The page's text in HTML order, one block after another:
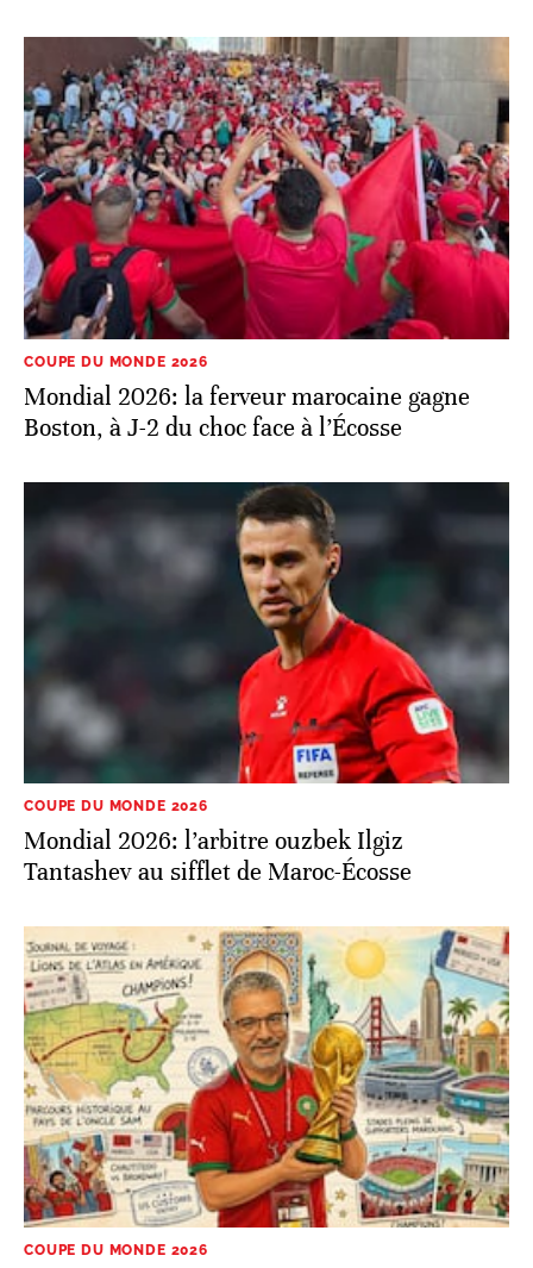
COUPE DU MONDE 2026
Mondial 2026: la ferveur marocaine gagne
Boston, à J-2 du choc face à l’Écosse
COUPE DU MONDE 2026
Mondial 2026: l’arbitre ouzbek Ilgiz
Tantashev au sifflet de Maroc-Écosse
COUPE DU MONDE 2026